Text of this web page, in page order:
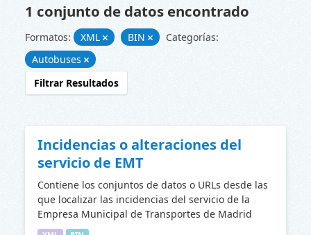
1 conjunto de datos encontrado
Formatos: XML BIN
Categorías:
Autobuses
Filtrar Resultados
Incidencias o alteraciones del
servicio de EMT
Contiene los conjuntos de datos o URLs desde las
que localizar las incidencias del servicio de la
Empresa Municipal de Transportes de Madrid